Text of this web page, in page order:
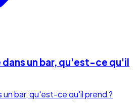
dans un bar, qu'est-ce qu'il
bar, qu'est-ce qu'il prend ?